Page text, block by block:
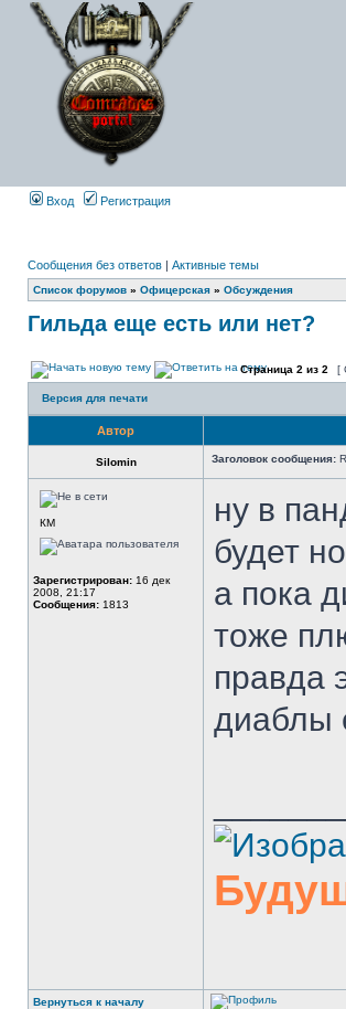
Вход Регистрация
Сообщения без ответов | Активные темы
Список форумов » Офицерская » Обсуждения
Гильда еще есть или нет?
Страница 2 из 2 [
Версия для печати
Автор
Silomin Заголовок сообщения:
КМ
Зарегистрирован: 16 дек
2008, 21:17
Сообщения: 1813
ну в
будет
а пока
тоже
правда
диаблы
Вернуться к началу